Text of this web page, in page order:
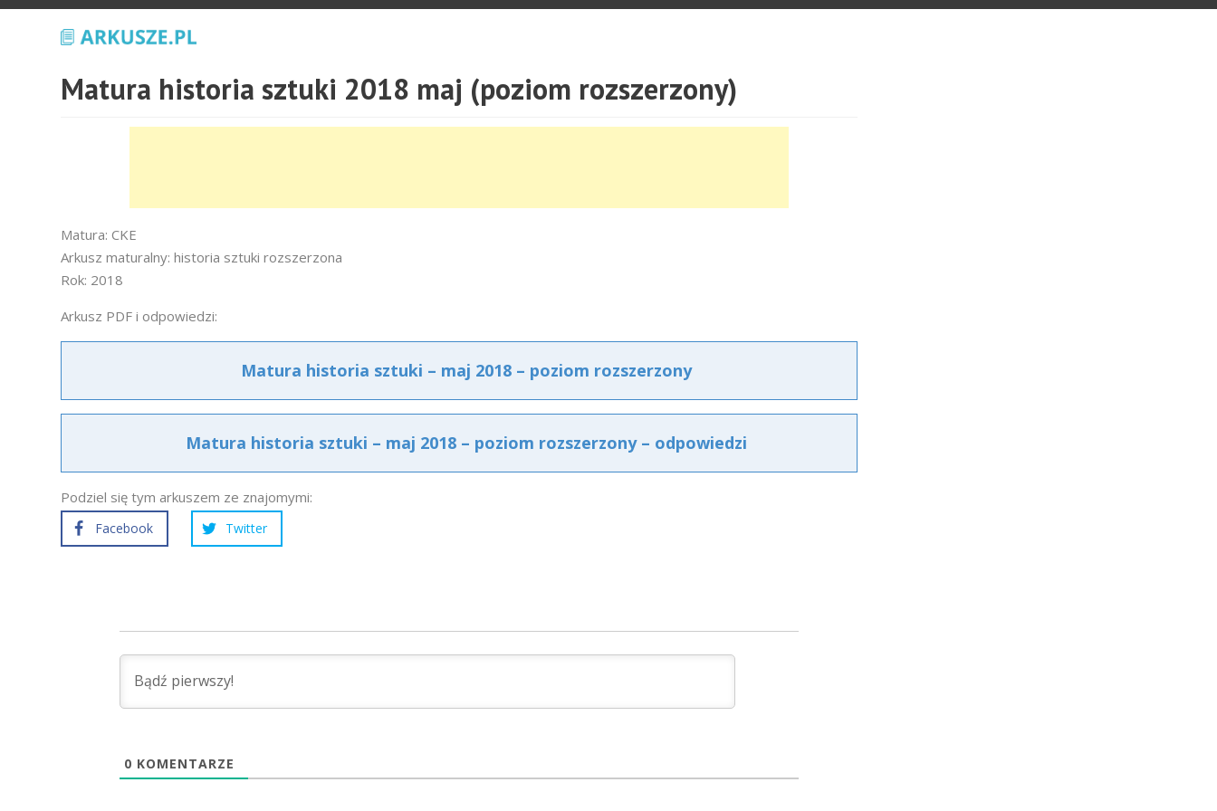
Matura historia sztuki 2018 maj (poziom rozszerzony)
Matura: CKE
Arkusz maturalny: historia sztuki rozszerzona
Rok: 2018
Arkusz PDF i odpowiedzi:
Matura historia sztuki – maj 2018 – poziom rozszerzony
Matura historia sztuki – maj 2018 – poziom rozszerzony – odpowiedzi
Podziel się tym arkuszem ze znajomymi:
Facebook Twitter
0 KOMENTARZE